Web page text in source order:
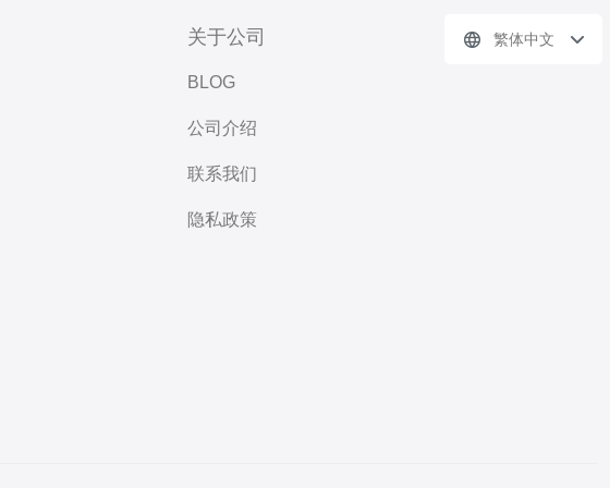
关于公司
BLOG
公司介绍
联系我们
隐私政策
繁体中文